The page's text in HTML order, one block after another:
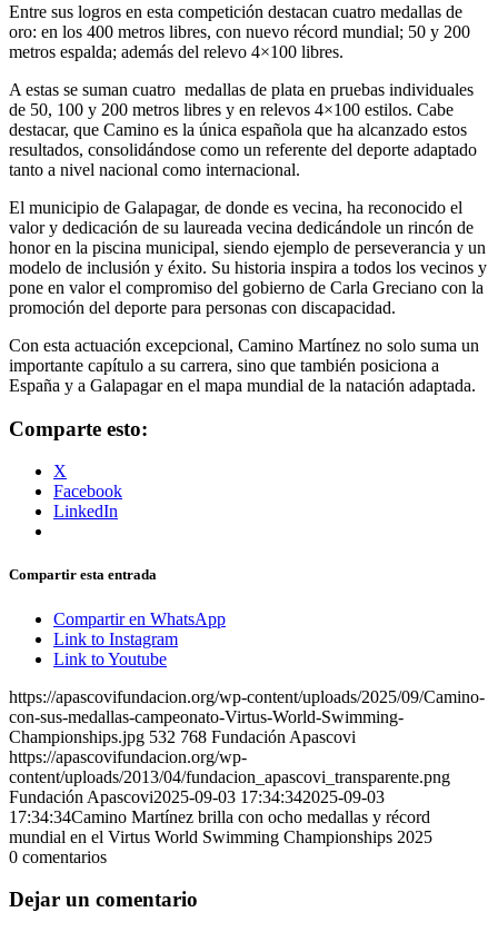
Entre sus logros en esta competición destacan cuatro medallas de
oro: en los 400 metros libres, con nuevo récord mundial; 50 y 200
metros espalda; además del relevo 4×100 libres.
A estas se suman cuatro medallas de plata en pruebas individuales
de 50, 100 y 200 metros libres y en relevos 4×100 estilos. Cabe
destacar, que Camino es la única española que ha alcanzado estos
resultados, consolidándose como un referente del deporte adaptado
tanto a nivel nacional como internacional.
El municipio de Galapagar, de donde es vecina, ha reconocido el
valor y dedicación de su laureada vecina dedicándole un rincón de
honor en la piscina municipal, siendo ejemplo de perseverancia y un
modelo de inclusión y éxito. Su historia inspira a todos los vecinos y
pone en valor el compromiso del gobierno de Carla Greciano con la
promoción del deporte para personas con discapacidad.
Con esta actuación excepcional, Camino Martínez no solo suma un
importante capítulo a su carrera, sino que también posiciona a
España y a Galapagar en el mapa mundial de la natación adaptada.
Comparte esto:
X
Facebook
LinkedIn
Compartir esta entrada
Compartir en WhatsApp
Link to Instagram
Link to Youtube
https://apascovifundacion.org/wp-content/uploads/2025/09/Camino-
con-sus-medallas-campeonato-Virtus-World-Swimming-
Championships.jpg 532 768 Fundación Apascovi
https://apascovifundacion.org/wp-
content/uploads/2013/04/fundacion_apascovi_transparente.png
Fundación Apascovi2025-09-03 17:34:342025-09-03
17:34:34Camino Martínez brilla con ocho medallas y récord
mundial en el Virtus World Swimming Championships 2025
0 comentarios
Dejar un comentario